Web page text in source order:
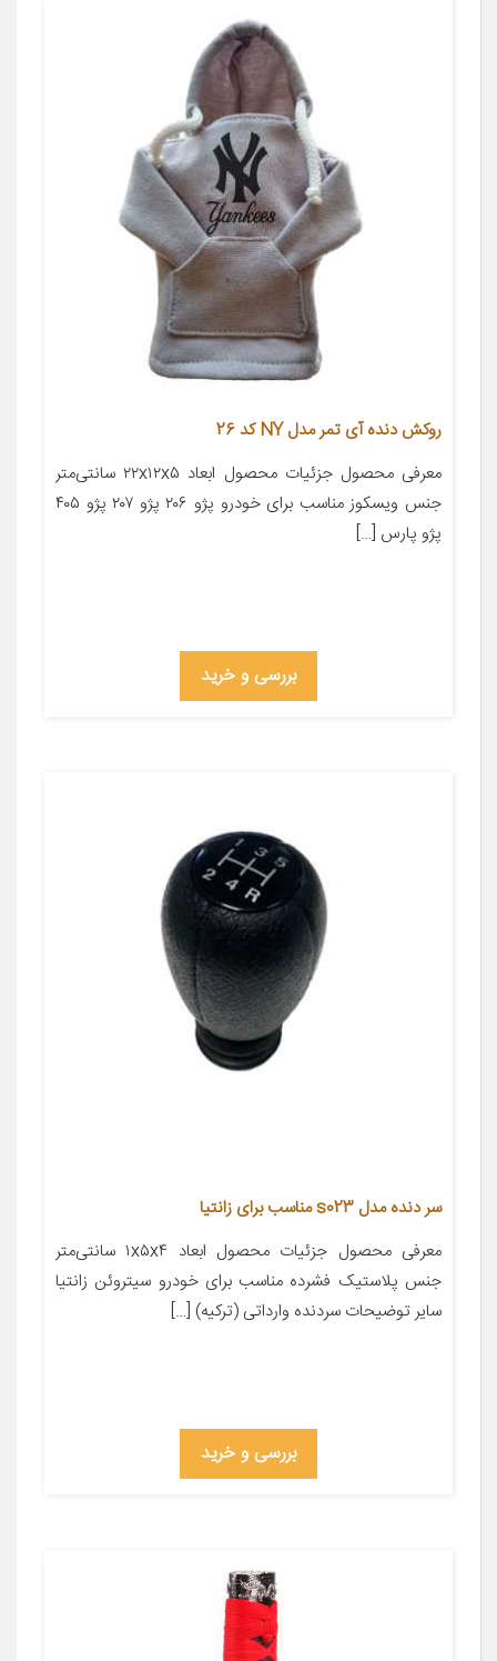
روکش دنده آی تمر مدل NY کد 26
معرفی محصول جزئیات محصول ابعاد ۲۲x۱۲x۵ سانتی‌متر
جنس ویسکوز مناسب برای خودرو پژو ۲۰۶ پژو ۲۰۷ پژو ۴۰۵
پژو پارس […]
بررسی و خرید
سر دنده مدل s023 مناسب برای زانتیا
معرفی محصول جزئیات محصول ابعاد ۱x۵x۴ سانتی‌متر
جنس پلاستیک فشرده مناسب برای خودرو سیتروئن زانتیا
سایر توضیحات سردنده وارداتی (ترکیه) […]
بررسی و خرید